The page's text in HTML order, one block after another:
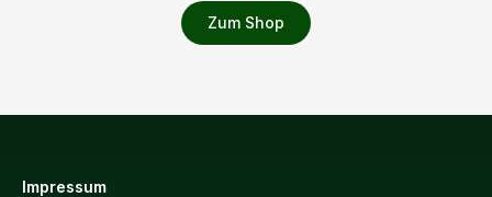
Zum Shop
Impressum